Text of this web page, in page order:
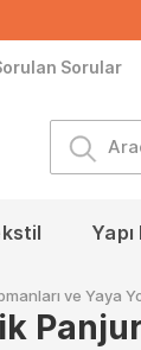
Sorular
ve Yaya